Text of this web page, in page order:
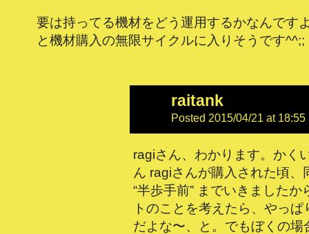
要は持ってる機材をどう運用するかなんです
と機材購入の無限サイクルに入りそうです^^;;
raitank
Posted 2015/04/21 at 18:55
ragiさん、わかります。かく
ん ragiさんが購入された頃、
“半歩手前” までいきましたか
トのことを考えたら、やっ
だよな〜、と。でもぼくの場